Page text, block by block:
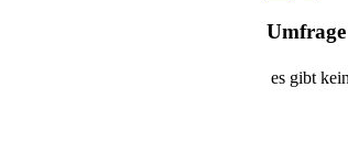
Umfrage
es gibt